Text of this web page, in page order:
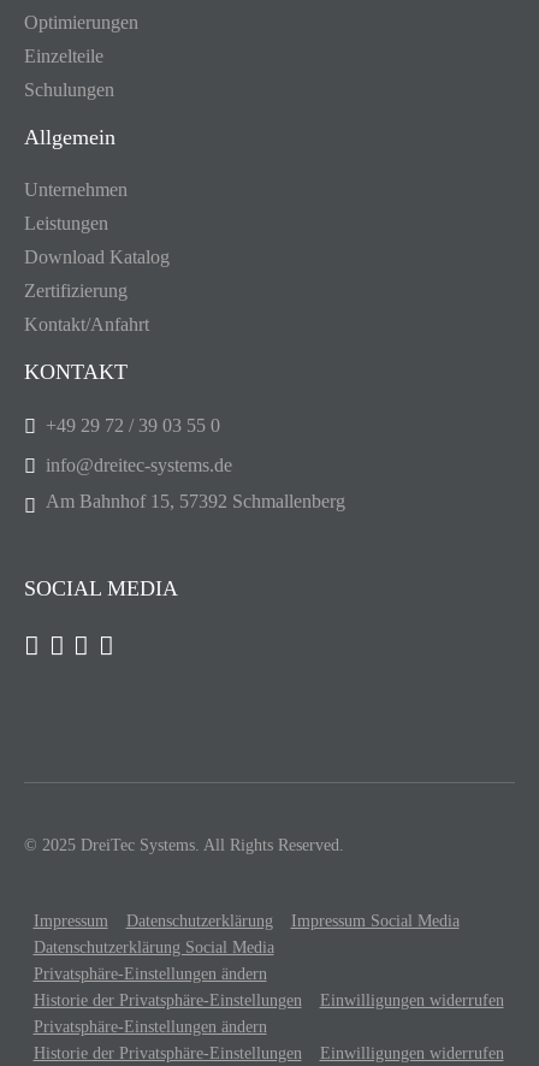
Optimierungen
Einzelteile
Schulungen
Allgemein
Unternehmen
Leistungen
Download Katalog
Zertifizierung
Kontakt/Anfahrt
KONTAKT
+49 29 72 / 39 03 55 0
info@dreitec-systems.de
Am Bahnhof 15, 57392 Schmallenberg
SOCIAL MEDIA
© 2025 DreiTec Systems. All Rights Reserved.
Impressum Datenschutzerklärung
Impressum Social Media
Datenschutzerklärung Social Media
Privatsphäre-Einstellungen ändern
Historie der Privatsphäre-Einstellungen
Einwilligungen widerrufen
Privatsphäre-Einstellungen ändern
Historie der Privatsphäre-Einstellungen
Einwilligungen widerrufen